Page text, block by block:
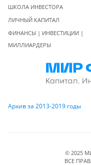
ШКОЛА ИНВЕСТОРА
ЛИЧНЫЙ КАПИТАЛ
ФИНАНСЫ | ИНВЕСТИЦИИ |
МИЛЛИАРДЕРЫ
Архив за 2013-2019 годы
© 2025
ВСЕ